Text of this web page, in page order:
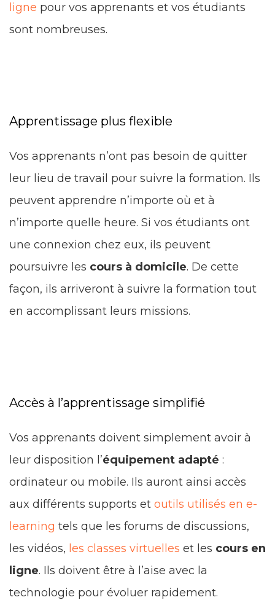
ligne pour vos apprenants et vos étudiants
sont nombreuses.
Apprentissage plus flexible
Vos apprenants n’ont pas besoin de quitter
leur lieu de travail pour suivre la formation. Ils
peuvent apprendre n’importe où et à
n’importe quelle heure. Si vos étudiants ont
une connexion chez eux, ils peuvent
poursuivre les cours à domicile. De cette
façon, ils arriveront à suivre la formation tout
en accomplissant leurs missions.
Accès à l’apprentissage simplifié
Vos apprenants doivent simplement avoir à
leur disposition l’équipement adapté :
ordinateur ou mobile. Ils auront ainsi accès
aux différents supports et outils utilisés en e-
learning tels que les forums de discussions,
les vidéos, les classes virtuelles et les cours en
ligne. Ils doivent être à l’aise avec la
technologie pour évoluer rapidement.